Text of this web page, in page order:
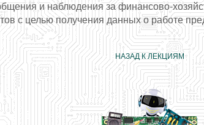
и наблюдения за финансово-
с целью получения данных о работе
НАЗАД К ЛЕКЦИЯМ